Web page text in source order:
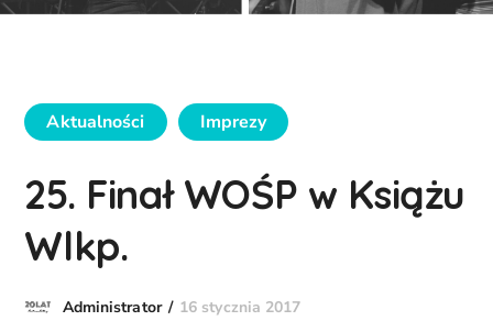
Aktualności Imprezy
25. Finał WOŚP w Książu
Wlkp.
Administrator 16 stycznia 2017